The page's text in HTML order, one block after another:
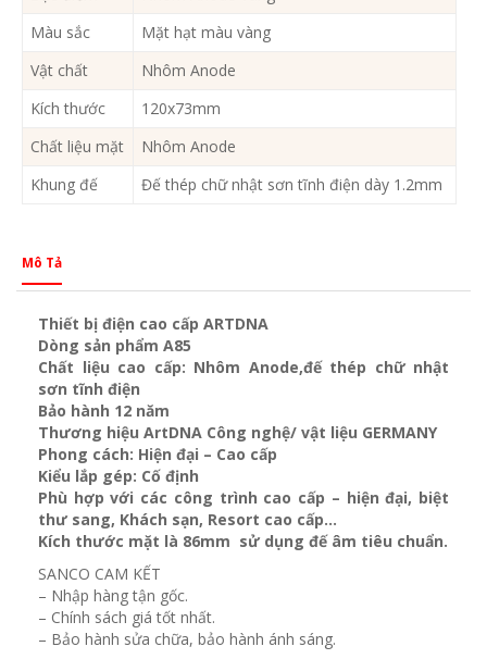
Màu sắc
Mặt hạt màu vàng
Vật chất
Nhôm Anode
Kích thước
120x73mm
Chất liệu mặt
Nhôm Anode
Khung đế
Đế thép chữ nhật sơn tĩnh điện dày 1.2mm
Mô Tả
Thiết bị điện cao cấp ARTDNA
Dòng sản phẩm A85
Chất liệu cao cấp: Nhôm Anode,đế thép chữ nhật
sơn tĩnh điện
Bảo hành 12 năm
Thương hiệu ArtDNA Công nghệ/ vật liệu GERMANY
Phong cách: Hiện đại – Cao cấp
Kiểu lắp gép: Cố định
Phù hợp với các công trình cao cấp – hiện đại, biệt
thư sang, Khách sạn, Resort cao cấp…
Kích thước mặt là 86mm sử dụng đế âm tiêu chuẩn.
SANCO CAM KẾT
– Nhập hàng tận gốc.
– Chính sách giá tốt nhất.
– Bảo hành sửa chữa, bảo hành ánh sáng.